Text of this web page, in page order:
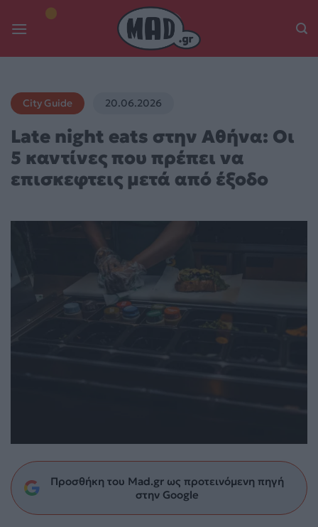
City Guide 20.06.2026
Late night eats στην Αθήνα: Οι
5 καντίνες που πρέπει να
επισκεφτεις μετά από έξοδο
Προσθήκη του Mad.gr ως προτεινόμενη πηγή
στην Google